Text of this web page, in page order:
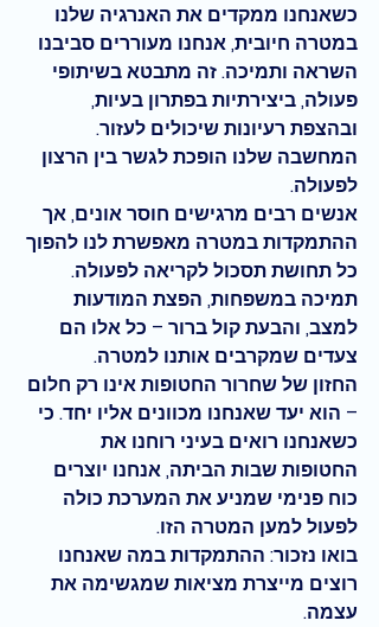
כשאנחנו ממקדים את האנרגיה שלנו
במטרה חיובית, אנחנו מעוררים סביבנו
השראה ותמיכה. זה מתבטא בשיתופי
פעולה, ביצירתיות בפתרון בעיות,
ובהצפת רעיונות שיכולים לעזור.
המחשבה שלנו הופכת לגשר בין הרצון
לפעולה.
אנשים רבים מרגישים חוסר אונים, אך
ההתמקדות במטרה מאפשרת לנו להפוך
כל תחושת תסכול לקריאה לפעולה.
תמיכה במשפחות, הפצת המודעות
למצב, והבעת קול ברור – כל אלו הם
צעדים שמקרבים אותנו למטרה.
החזון של שחרור החטופות אינו רק חלום
– הוא יעד שאנחנו מכוונים אליו יחד. כי
כשאנחנו רואים בעיני רוחנו את
החטופות שבות הביתה, אנחנו יוצרים
כוח פנימי שמניע את המערכת כולה
לפעול למען המטרה הזו.
בואו נזכור: ההתמקדות במה שאנחנו
רוצים מייצרת מציאות שמגשימה את
עצמה.